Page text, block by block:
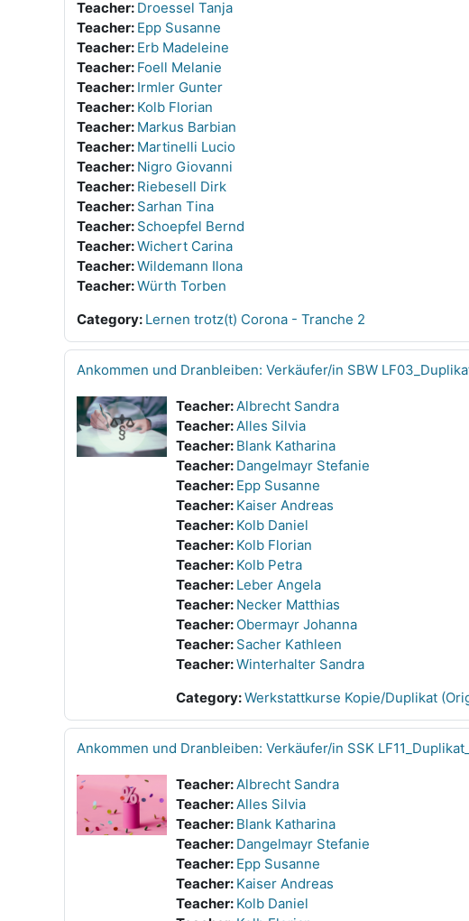
Teacher: Droessel Tanja
Teacher: Epp Susanne
Teacher: Erb Madeleine
Teacher: Foell Melanie
Teacher: Irmler Gunter
Teacher: Kolb Florian
Teacher: Markus Barbian
Teacher: Martinelli Lucio
Teacher: Nigro Giovanni
Teacher: Riebesell Dirk
Teacher: Sarhan Tina
Teacher: Schoepfel Bernd
Teacher:Wichert Carina
Teacher:Wildemann Ilona
Teacher:Würth Torben
Category: Lernen trotz(t) Corona - Tranche 2
Ankommen und Dranbleiben: Verkäufer/in SBW
Teacher:Albrecht Sandra
Teacher:Alles Silvia
Teacher: Blank Katharina
Teacher: Dangelmayr Stefanie
Teacher: Epp Susanne
Teacher: Kaiser Andreas
Teacher: Kolb Daniel
Teacher: Kolb Florian
Teacher: Kolb Petra
Teacher: Leber Angela
Teacher: Necker Matthias
Teacher: Obermayr Johanna
Teacher: Sacher Kathleen
Teacher:Winterhalter Sandra
Category:Werkstattkurse Kopie/Duplikat
Ankommen und Dranbleiben: Verkäufer/in SSK
Teacher:Albrecht Sandra
Teacher:Alles Silvia
Teacher: Blank Katharina
Teacher: Dangelmayr Stefanie
Teacher: Epp Susanne
Teacher: Kaiser Andreas
Teacher: Kolb Daniel